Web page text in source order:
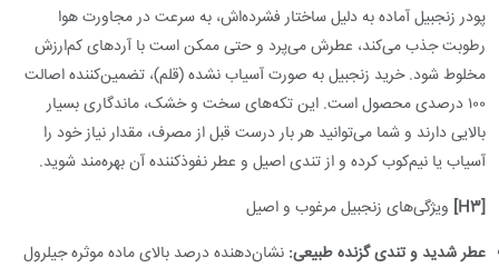
پودر زنجبیل آماده به دلیل ساختار فشرده‌اش، به سرعت در مجاورت هوا
رطوبت جذب می‌کند، عطرش می‌پرد و حتی ممکن است با آردهای کم‌ارزش
مخلوط شود. خرید زنجبیل به صورت آسیاب نشده (قلم)، تضمین‌کننده اصالت
۱۰۰ درصدی محصول است. این تکه‌های سخت و خشک، ماندگاری بسیار
بالایی دارند و شما می‌توانید هر بار درست قبل از مصرف، مقدار نیاز خود را
آسیاب یا نیم‌کوب کرده و از تندی اصیل و عطر نفوذکننده آن بهره‌مند شوید.
[H3]
ویژگی‌های زنجبیل مرغوب و اصیل
عطر شدید و تندی گزنده طبیعی: نشان‌دهنده درصد بالای ماده موثره جیلرول